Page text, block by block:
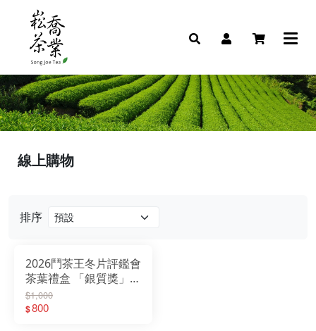
排序
2026鬥茶王冬片評鑑會
茶葉禮盒 「銀質獎」、
「銅質獎」冬片比賽茶
茶葉
$1,000
$800
線上購物